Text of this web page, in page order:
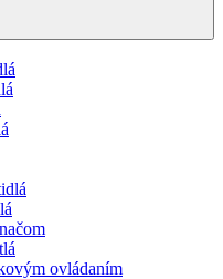
ovládaním